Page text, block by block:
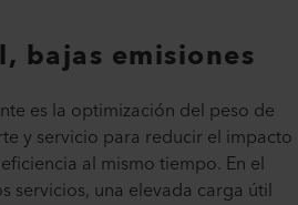
bajas emisiones
es la optimización del peso de
y servicio para reducir el impacto
al mismo tiempo. En el
servicios, una elevada carga útil